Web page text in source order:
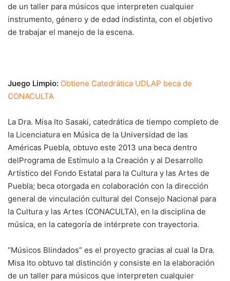
de un taller para músicos que interpreten cualquier
instrumento, género y de edad indistinta, con el objetivo
de trabajar el manejo de la escena.
Juego Limpio: Obtiene Catedrática UDLAP beca de
CONACULTA
La Dra. Misa Ito Sasaki, catedrática de tiempo completo de
la Licenciatura en Música de la Universidad de las
Américas Puebla, obtuvo este 2013 una beca dentro
delPrograma de Estímulo a la Creación y al Desarrollo
Artístico del Fondo Estatal para la Cultura y las Artes de
Puebla; beca otorgada en colaboración con la dirección
general de vinculación cultural del Consejo Nacional para
la Cultura y las Artes (CONACULTA), en la disciplina de
música, en la categoría de intérprete con trayectoria.
“Músicos Blindados” es el proyecto gracias al cual la Dra.
Misa Ito obtuvo tal distinción y consiste en la elaboración
de un taller para músicos que interpreten cualquier